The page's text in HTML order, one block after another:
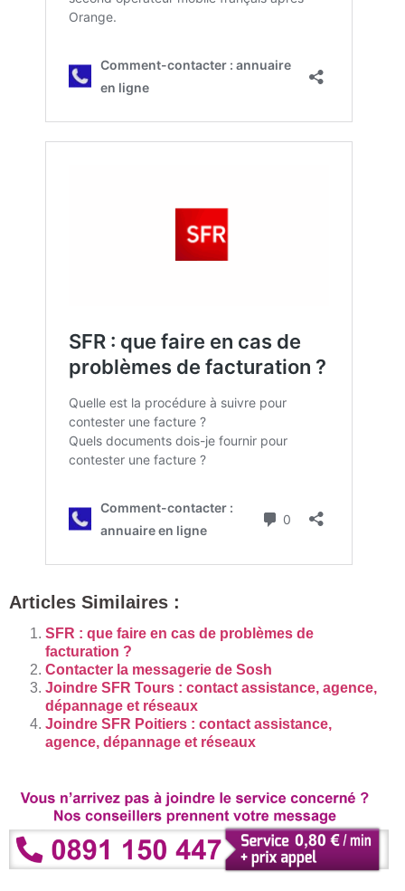
Articles Similaires :
SFR : que faire en cas de problèmes de
facturation ?
Contacter la messagerie de Sosh
Joindre SFR Tours : contact assistance, agence,
dépannage et réseaux
Joindre SFR Poitiers : contact assistance,
agence, dépannage et réseaux